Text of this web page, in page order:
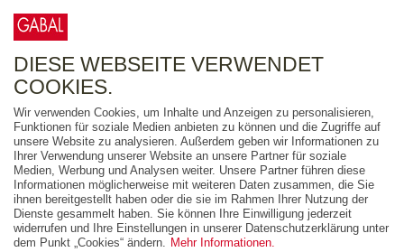
FREITEXT
AUSGABEART
AUS DER REIHE
ZUM THEMA
DIESE WEBSEITE VERWENDET
COOKIES.
Wir verwenden Cookies, um Inhalte und Anzeigen zu personalisieren,
Funktionen für soziale Medien anbieten zu können und die Zugriffe auf
unsere Website zu analysieren. Außerdem geben wir Informationen zu
Ihrer Verwendung unserer Website an unsere Partner für soziale
Medien, Werbung und Analysen weiter. Unsere Partner führen diese
Informationen möglicherweise mit weiteren Daten zusammen, die Sie
ihnen bereitgestellt haben oder die sie im Rahmen Ihrer Nutzung der
Dienste gesammelt haben. Sie können Ihre Einwilligung jederzeit
widerrufen und Ihre Einstellungen in unserer Datenschutzerklärung unter
dem Punkt „Cookies“ ändern. Mehr Informationen.